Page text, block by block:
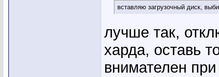
вставляю загрузочный диск,
лучше так,
харда, оставь
внимателен